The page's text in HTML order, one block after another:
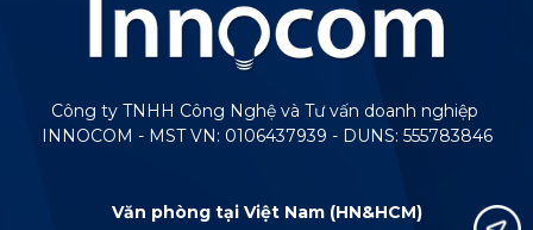
Công ty TNHH Công Nghệ và Tư vấn doanh nghiệp
INNOCOM - MST VN: 0106437939 - DUNS: 555783846
Văn phòng tại Việt Nam (HN&HCM)